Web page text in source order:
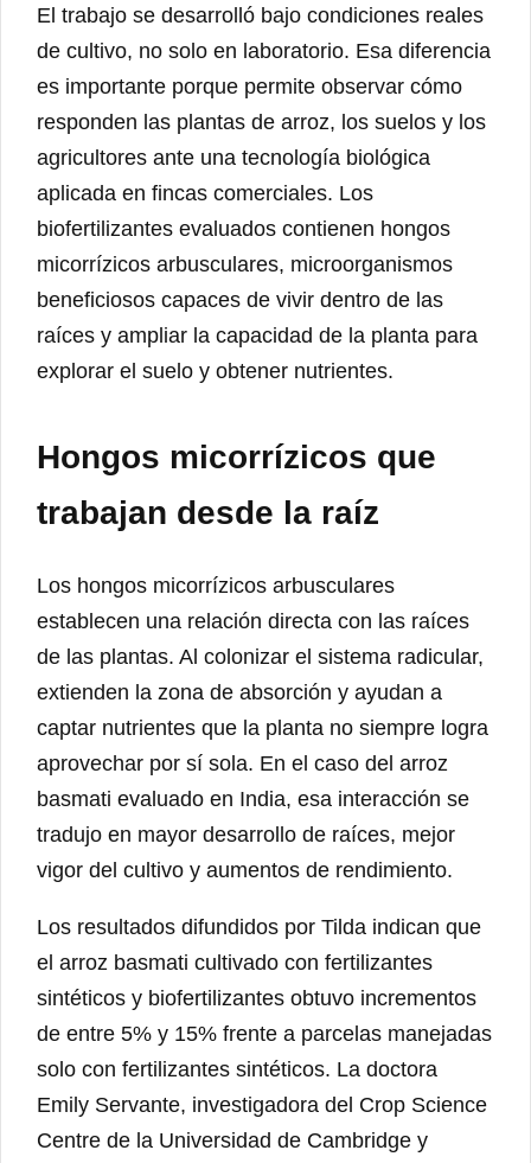
El trabajo se desarrolló bajo condiciones reales
de cultivo, no solo en laboratorio. Esa diferencia
es importante porque permite observar cómo
responden las plantas de arroz, los suelos y los
agricultores ante una tecnología biológica
aplicada en fincas comerciales. Los
biofertilizantes evaluados contienen hongos
micorrízicos arbusculares, microorganismos
beneficiosos capaces de vivir dentro de las
raíces y ampliar la capacidad de la planta para
explorar el suelo y obtener nutrientes.
Hongos micorrízicos que
trabajan desde la raíz
Los hongos micorrízicos arbusculares
establecen una relación directa con las raíces
de las plantas. Al colonizar el sistema radicular,
extienden la zona de absorción y ayudan a
captar nutrientes que la planta no siempre logra
aprovechar por sí sola. En el caso del arroz
basmati evaluado en India, esa interacción se
tradujo en mayor desarrollo de raíces, mejor
vigor del cultivo y aumentos de rendimiento.
Los resultados difundidos por Tilda indican que
el arroz basmati cultivado con fertilizantes
sintéticos y biofertilizantes obtuvo incrementos
de entre 5% y 15% frente a parcelas manejadas
solo con fertilizantes sintéticos. La doctora
Emily Servante, investigadora del Crop Science
Centre de la Universidad de Cambridge y